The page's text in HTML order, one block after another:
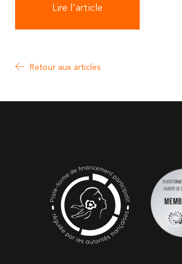
Lire l'article
Retour aux articles